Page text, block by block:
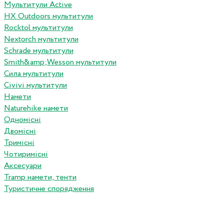
Мультитули Active
HX Outdoors мультитули
Rocktol мультитули
Nextorch мультитули
Schrade мультитули
Smith&amp;Wesson мультитули
Сила мультитули
Civivi мультитули
Намети
Naturehike намети
Одномісні
Двомісні
Тримісні
Чотиримісні
Аксесуари
Tramp намети, тенти
Туристичне спорядження